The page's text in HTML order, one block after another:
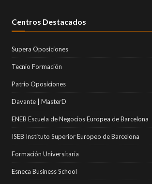
Centros Destacados
Supera Oposiciones
Tecnio Formación
Patrio Oposiciones
Davante | MasterD
ENEB Escuela de Negocios Europea de Barcelona
ISEB Instituto Superior Europeo de Barcelona
Formación Universitaria
Esneca Business School